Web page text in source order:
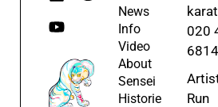
News
Info
Video
About
Sensei
Historie
020
6814
Run